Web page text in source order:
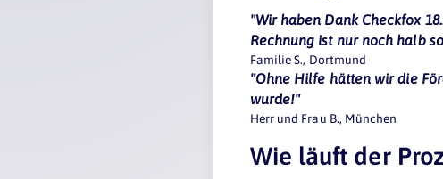
"Wir haben Dank Checkfox
Rechnung ist nur noch halb
Familie S., Dortmund
"Ohne Hilfe hätten wir die
wurde!"
Herr und Frau B., München
Wie läuft der